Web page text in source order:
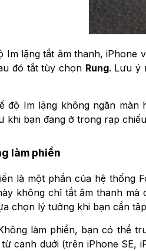
Im lặng tắt âm thanh,
đó tắt tùy chọn Rung. Lưu ý
độ Im lặng không ngăn
khi bạn đang ở trong rạp
làm phiền
là một phần của hệ thống
không chỉ tắt âm thanh
chọn lý tưởng khi bạn cần
làm phiền, bạn có thể
cạnh dưới (trên iPhone SE,